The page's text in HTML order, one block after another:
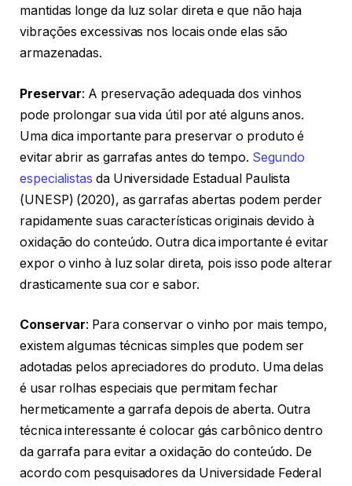
mantidas longe da luz solar direta e que não haja
vibrações excessivas nos locais onde elas são
armazenadas.
Preservar: A preservação adequada dos vinhos
pode prolongar sua vida útil por até alguns anos.
Uma dica importante para preservar o produto é
evitar abrir as garrafas antes do tempo. Segundo
especialistas da Universidade Estadual Paulista
(UNESP) (2020), as garrafas abertas podem perder
rapidamente suas características originais devido à
oxidação do conteúdo. Outra dica importante é evitar
expor o vinho à luz solar direta, pois isso pode alterar
drasticamente sua cor e sabor.
Conservar: Para conservar o vinho por mais tempo,
existem algumas técnicas simples que podem ser
adotadas pelos apreciadores do produto. Uma delas
é usar rolhas especiais que permitam fechar
hermeticamente a garrafa depois de aberta. Outra
técnica interessante é colocar gás carbônico dentro
da garrafa para evitar a oxidação do conteúdo. De
acordo com pesquisadores da Universidade Federal